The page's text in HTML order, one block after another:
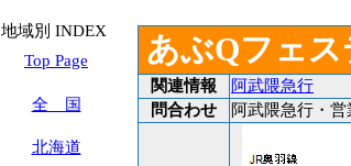
地域別 INDEX
Top Page
全 国
北海道
あぶQフェ
関連情報
阿武隈急行
問合わせ
阿武隈急行・